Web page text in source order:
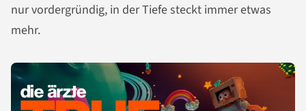
nur vordergründig, in der Tiefe steckt immer etwas
mehr.